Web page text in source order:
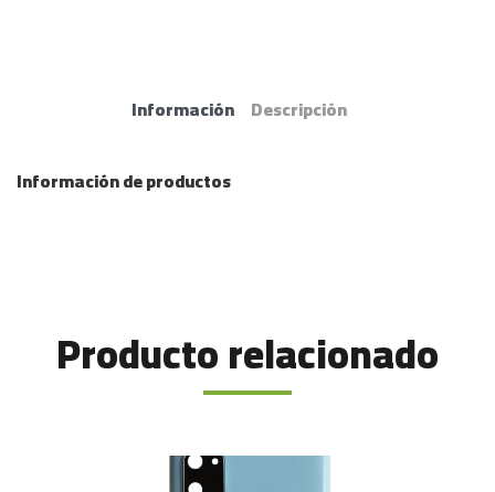
Información Descripción
Información de productos
Producto relacionado